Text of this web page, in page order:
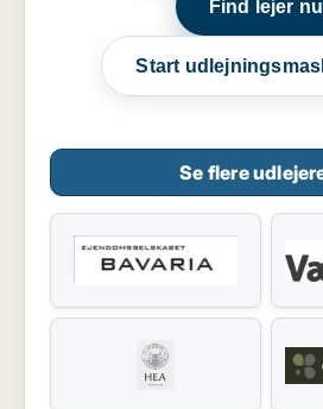
Find lejer nu
Start
Se flere